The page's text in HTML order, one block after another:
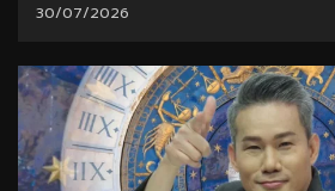
30/07/2026